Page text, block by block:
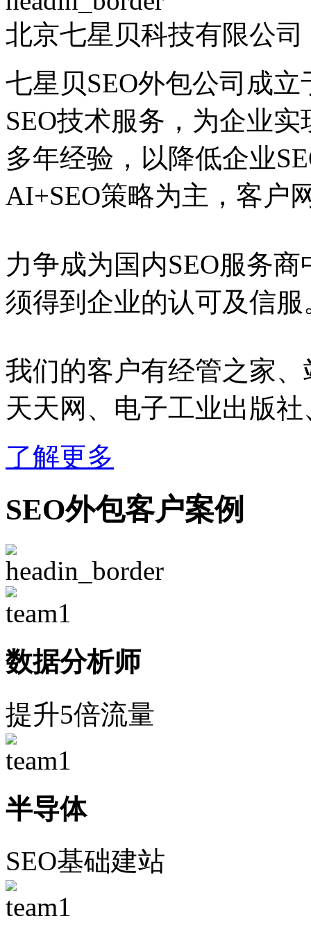
北京七星贝科技有限公
七星贝SEO外包公司成
SEO技术服务，为企业
多年经验，以降低企业
AI+SEO策略为主，客户
力争成为国内SEO服务
须得到企业的认可及信服
我们的客户有经管之家
天天网、电子工业出版
了解更多
SEO外包客户案例
数据分析师
提升5倍流量
半导体
SEO基础建站